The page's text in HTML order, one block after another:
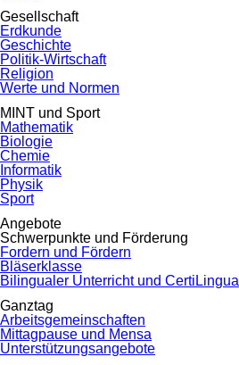
Gesellschaft
Erdkunde
Geschichte
Politik-Wirtschaft
Religion
Werte und Normen
MINT und Sport
Mathematik
Biologie
Chemie
Informatik
Physik
Sport
Angebote
Schwerpunkte und Förderung
Fordern und Fördern
Bläserklasse
Bilingualer Unterricht und CertiLingua
Ganztag
Arbeitsgemeinschaften
Mittagpause und Mensa
Unterstützungsangebote